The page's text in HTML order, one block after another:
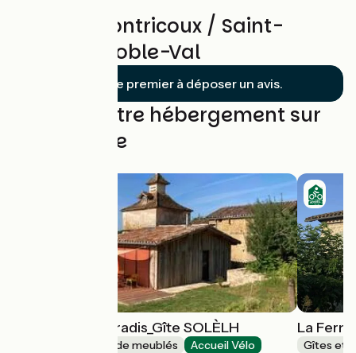
Avis sur Montricoux / Saint-
Antonin-Noble-Val
Soyez le premier à déposer un avis.
Trouvez votre hébergement sur
cette étape
La Ferme du Paradis_Gîte SOLÈLH
Gîtes et locations de meublés Accueil Vélo
La
Gîtes et